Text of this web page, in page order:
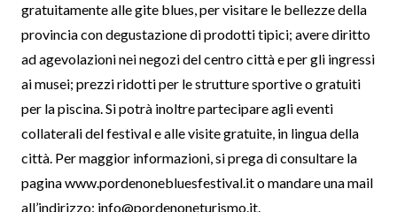
gratuitamente alle gite blues, per visitare le bellezze della
provincia con degustazione di prodotti tipici; avere diritto
ad agevolazioni nei negozi del centro città e per gli ingressi
ai musei; prezzi ridotti per le strutture sportive o gratuiti
per la piscina. Si potrà inoltre partecipare agli eventi
collaterali del festival e alle visite gratuite, in lingua della
città. Per maggior informazioni, si prega di consultare la
pagina www.pordenonebluesfestival.it o mandare una mail
all’indirizzo: info@pordenoneturismo.it.